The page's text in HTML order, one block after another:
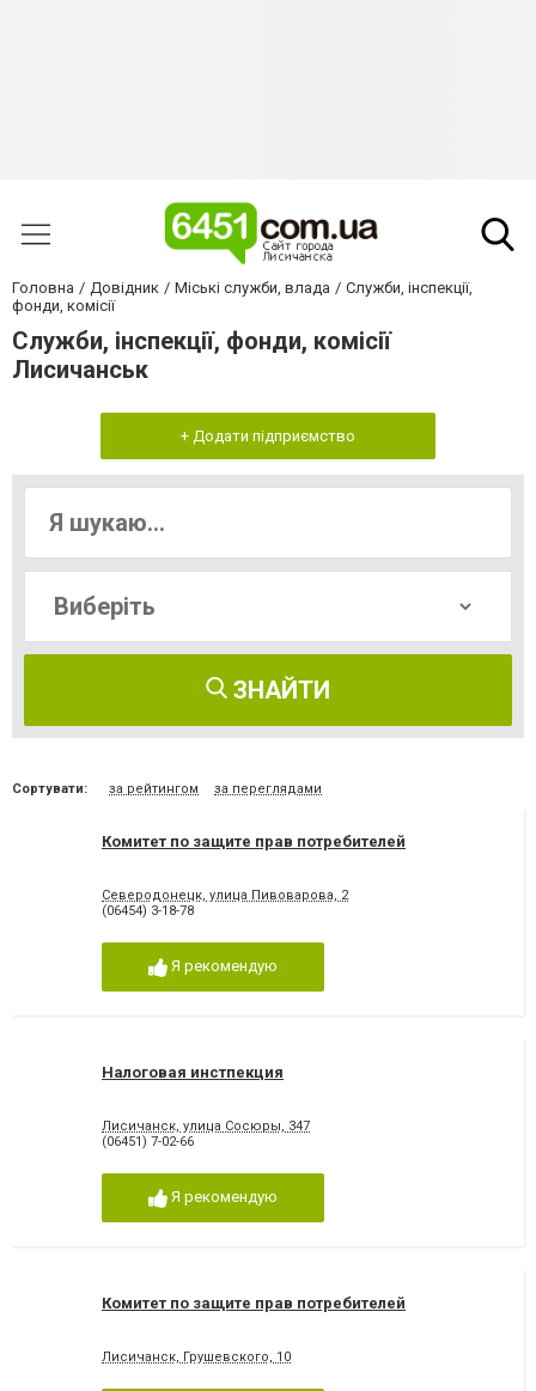
Головна Довідник Міські служби, влада
Служби, інспекції,
фонди, комісії
Служби, інспекції, фонди, комісії
Лисичанськ
+ Додати підприємство
ЗНАЙТИ
Сортувати: за рейтингом за переглядами
Комитет по защите прав потребителей
Северодонецк, улица Пивоварова, 2
(06454) 3-18-78
Я рекомендую
Налоговая инстпекция
Лисичанск, улица Сосюры, 347
(06451) 7-02-66
Я рекомендую
Комитет по защите прав потребителей
Лисичанск, Грушевского, 10